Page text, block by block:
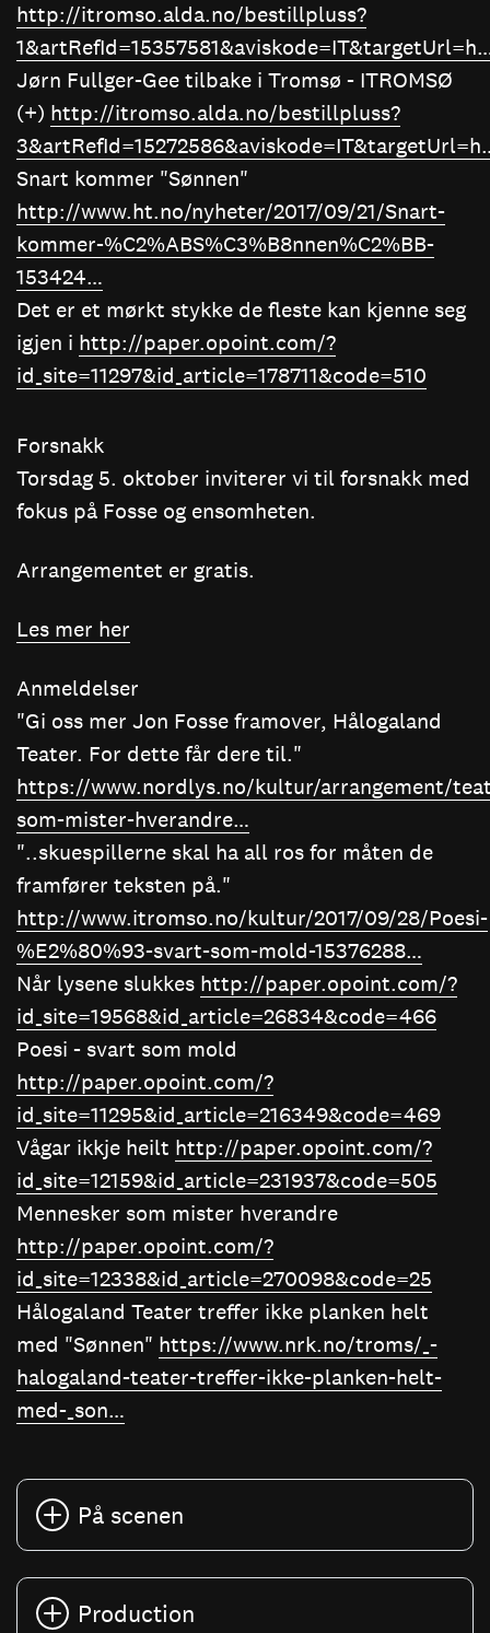
http://itromso.alda.no/bestillpluss?
Jørn Fullger-Gee tilbake i Tromsø - ITROMSØ
(+) http://itromso.alda.no/bestillpluss?
Snart kommer "Sønnen"
http://www.ht.no/nyheter/2017/09/21/Snart-
kommer-%C2%ABS%C3%B8nnen%C2%BB-
153424…
Det er et mørkt stykke de fleste kan kjenne seg
igjen i http://paper.opoint.com/?
id_site=11297&id_article=178711&code=510
Forsnakk
Torsdag 5. oktober inviterer vi til forsnakk med
fokus på Fosse og ensomheten.
Arrangementet er gratis.
Les mer her
Anmeldelser
"Gi oss mer Jon Fosse framover, Hålogaland
Teater. For dette får dere til."
https://www.nordlys.no/kultur/arrangement/
som-mister-hverandre…
"..skuespillerne skal ha all ros for måten de
framfører teksten på."
http://www.itromso.no/kultur/2017/09/28/Poesi-
%E2%80%93-svart-som-mold-15376288…
Når lysene slukkes http://paper.opoint.com/?
id_site=19568&id_article=26834&code=466
Poesi - svart som mold
http://paper.opoint.com/?
id_site=11295&id_article=216349&code=469
Vågar ikkje heilt http://paper.opoint.com/?
id_site=12159&id_article=231937&code=505
Mennesker som mister hverandre
http://paper.opoint.com/?
id_site=12338&id_article=270098&code=25
Hålogaland Teater treffer ikke planken helt
med "Sønnen" https://www.nrk.no/troms/_-
halogaland-teater-treffer-ikke-planken-helt-
med-_son…
På scenen
Production